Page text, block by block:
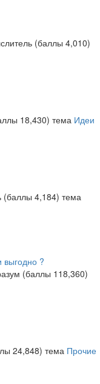
(баллы 4,010)
18,430) тема Идеи
(баллы 4,184) тема
выгодно ?
(баллы 118,360)
24,848) тема Прочие